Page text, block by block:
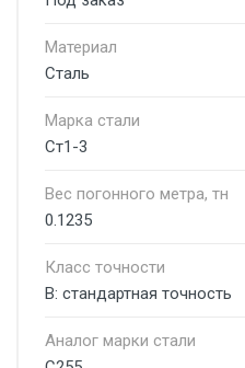
Материал
Сталь
Марка стали
Ст1-3
Вес погонного метра, тн
0.1235
Класс точности
В: стандартная точность
Аналог марки стали